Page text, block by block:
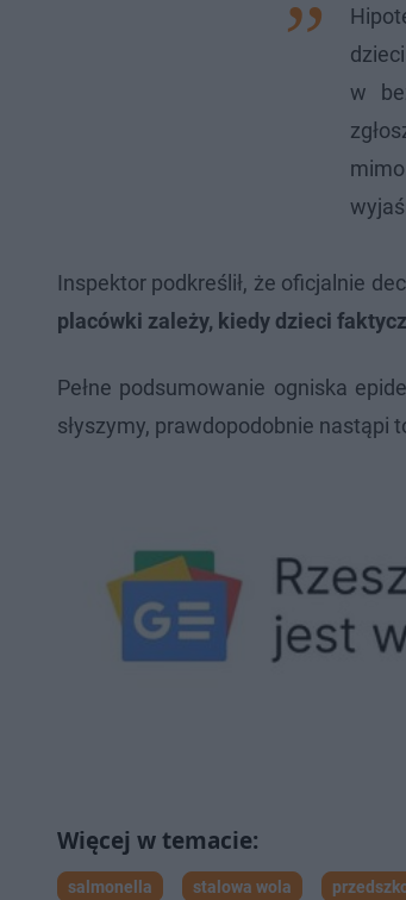
w
Inspektor podkreślił, że oficjalnie
placówki zależy, kiedy dzieci
Pełne podsumowanie ogniska
słyszymy, prawdopodobnie nastąpi
salmonella stalowa wola